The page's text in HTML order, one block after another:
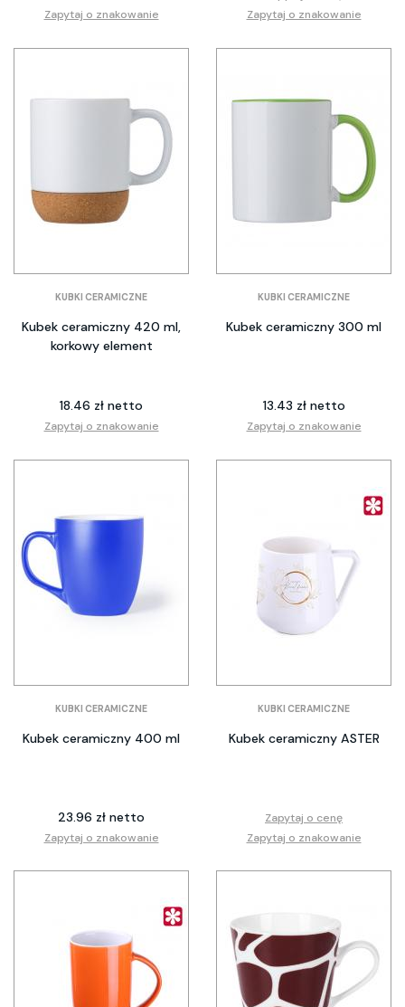
Zapytaj o znakowanie
Zapytaj o znakowanie
KUBKI CERAMICZNE
Kubek ceramiczny 420 ml,
korkowy element
18.46 zł netto
Zapytaj o znakowanie
KUBKI CERAMICZNE
Kubek ceramiczny 300 ml
13.43 zł netto
Zapytaj o znakowanie
KUBKI CERAMICZNE
Kubek ceramiczny 400 ml
23.96 zł netto
Zapytaj o znakowanie
KUBKI CERAMICZNE
Kubek ceramiczny ASTER
Zapytaj o cenę
Zapytaj o znakowanie